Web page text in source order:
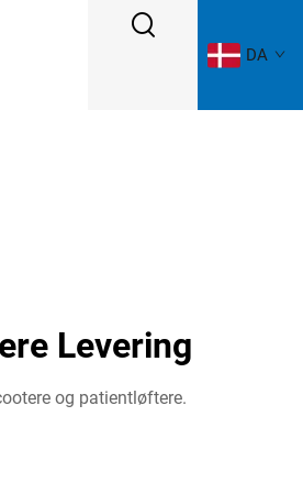
DA
Levering
og patientløftere.